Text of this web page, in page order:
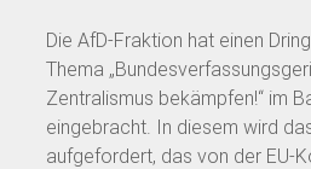
Die AfD-Fraktion hat einen
Thema
Zentralismus bekämpfen!“ im
eingebracht. In diesem wird
aufgefordert, das von der EU-